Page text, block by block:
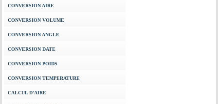
CONVERSION AIRE
CONVERSION VOLUME
CONVERSION ANGLE
CONVERSION DATE
CONVERSION POIDS
CONVERSION TEMPERATURE
CALCUL D'AIRE